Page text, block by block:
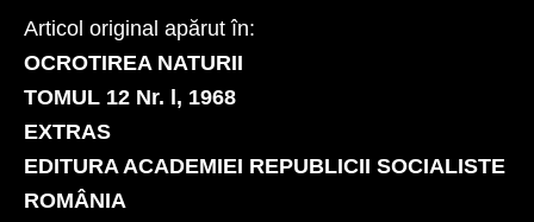
Articol original apărut în:
OCROTIREA NATURII
TOMUL 12 Nr. l, 1968
EXTRAS
EDITURA ACADEMIEI REPUBLICII SOCIALISTE
ROMÂNIA